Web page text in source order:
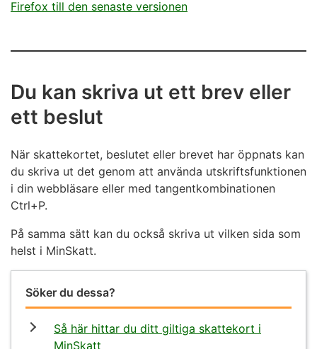
Firefox till den senaste versionen
Du kan skriva ut ett brev eller
ett beslut
När skattekortet, beslutet eller brevet har öppnats kan
du skriva ut det genom att använda utskriftsfunktionen
i din webbläsare eller med tangentkombinationen
Ctrl+P.
På samma sätt kan du också skriva ut vilken sida som
helst i MinSkatt.
Söker du dessa?
Så här hittar du ditt giltiga skattekort i
MinSkatt